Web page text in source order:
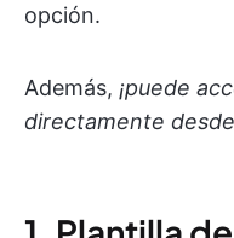
opción.
Además, ¡puede
directamente